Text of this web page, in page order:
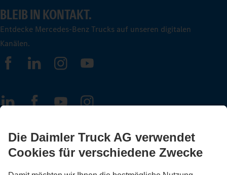
BLEIB IN KONTAKT.
Entdecke Mercedes-Benz Trucks auf unseren digitalen
Kanälen.